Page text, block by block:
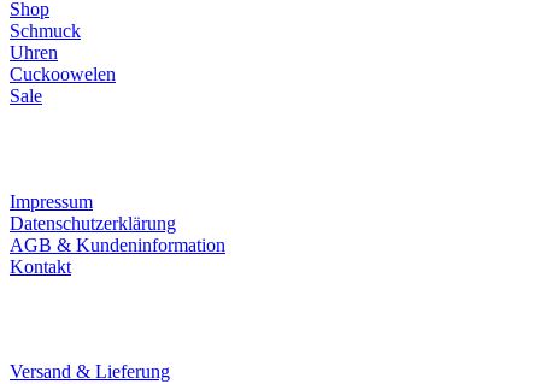
Shop
Schmuck
Uhren
Cuckoowelen
Sale
Impressum
Datenschutzerklärung
AGB & Kundeninformation
Kontakt
Versand & Lieferung